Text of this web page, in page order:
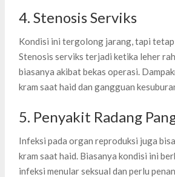
4. Stenosis Serviks
Kondisi ini tergolong jarang, tapi tetap
Stenosis serviks terjadi ketika leher
biasanya akibat bekas operasi.
kram saat haid dan gangguan
5. Penyakit Radang
Infeksi pada organ reproduksi juga
kram saat haid. Biasanya kondisi ini
infeksi menular seksual dan perlu